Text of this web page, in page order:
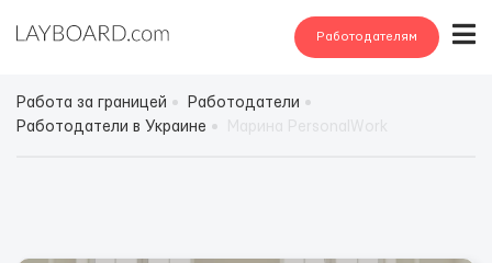
Работодателям
Работа за границей
Работодатели
Работодатели в Украине